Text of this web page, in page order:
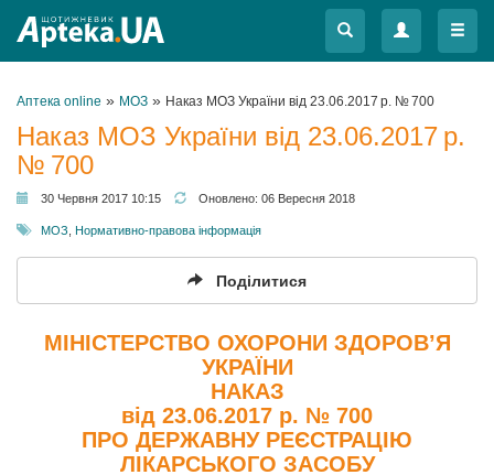
Меню
Меню
Аптека online » МОЗ » Наказ МОЗ України від 23.06.2017 р. № 700
Наказ МОЗ України від 23.06.2017 р.
№ 700
30 Червня 2017 10:15 Оновлено: 06 Вересня 2018
МОЗ Нормативно-правова інформація
Поділитися
МІНІСТЕРСТВО ОХОРОНИ ЗДОРОВ’Я
УКРАЇНИ
НАКАЗ
від 23.06.2017 р. № 700
ПРО ДЕРЖАВНУ РЕЄСТРАЦІЮ
ЛІКАРСЬКОГО ЗАСОБУ